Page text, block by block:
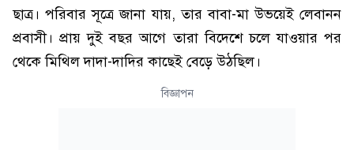
ছাত্র। পরিবার সূত্রে জানা যায়, তার বাবা-মা উভয়েই লেবানন
প্রবাসী। প্রায় দুই বছর আগে তারা বিদেশে চলে যাওয়ার পর
থেকে মিথিল দাদা-দাদির কাছেই বেড়ে উঠছিল।
বিজ্ঞাপন